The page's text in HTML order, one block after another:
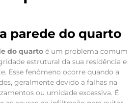
parede do quarto
do quartoé um problema comum
estrutural da sua residência e
Esse fenômeno ocorre quando a
geralmente devido a falhas na
ou umidade excessiva. É